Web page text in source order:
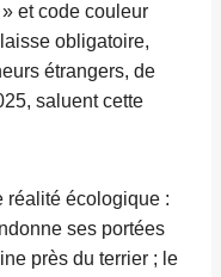
et code couleur
obligatoire,
étrangers, de
saluent cette
réalité écologique :
ses portées
près du terrier ; le